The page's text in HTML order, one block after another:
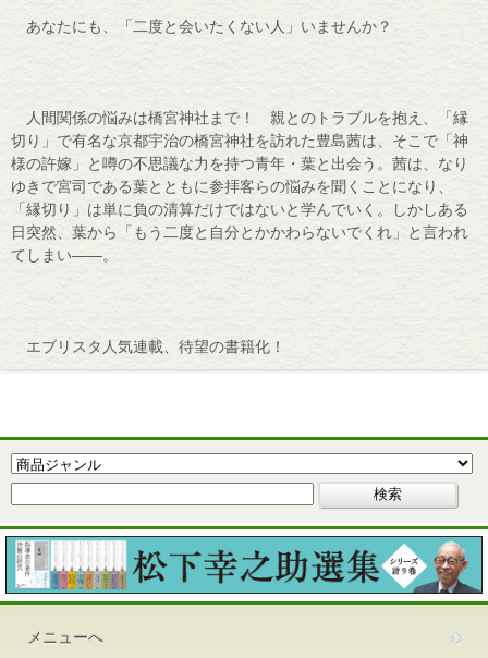
あなたにも、「二度と会いたくない人」いませんか？
人間関係の悩みは橋宮神社まで！ 親とのトラブルを抱え、「縁
切り」で有名な京都宇治の橋宮神社を訪れた豊島茜は、そこで「神
様の許嫁」と噂の不思議な力を持つ青年・葉と出会う。茜は、なり
ゆきで宮司である葉とともに参拝客らの悩みを聞くことになり、
「縁切り」は単に負の清算だけではないと学んでいく。しかしある
日突然、葉から「もう二度と自分とかかわらないでくれ」と言われ
てしまい――。
エブリスタ人気連載、待望の書籍化！
メニューへ